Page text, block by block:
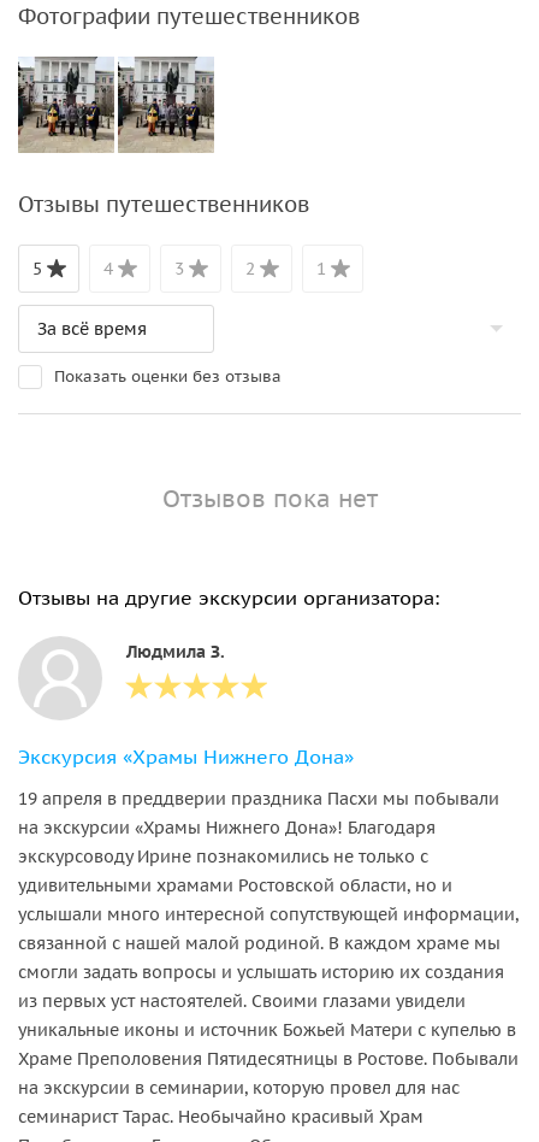
Фотографии путешественников
Отзывы путешественников
5 4 3 2 1
Показать оценки без отзыва
Отзывов пока нет
Отзывы на другие экскурсии организатора:
Людмила З.
Экскурсия «Храмы Нижнего Дона»
19 апреля в преддверии праздника Пасхи мы побывали
на экскурсии «Храмы Нижнего Дона»! Благодаря
экскурсоводу Ирине познакомились не только с
удивительными храмами Ростовской области, но и
услышали много интересной сопутствующей информации,
связанной с нашей малой родиной. В каждом храме мы
смогли задать вопросы и услышать историю их создания
из первых уст настоятелей. Своими глазами увидели
уникальные иконы и источник Божьей Матери с купелью в
Храме Преполовения Пятидесятницы в Ростове. Побывали
на экскурсии в семинарии, которую провел для нас
семинарист Тарас. Необычайно красивый Храм